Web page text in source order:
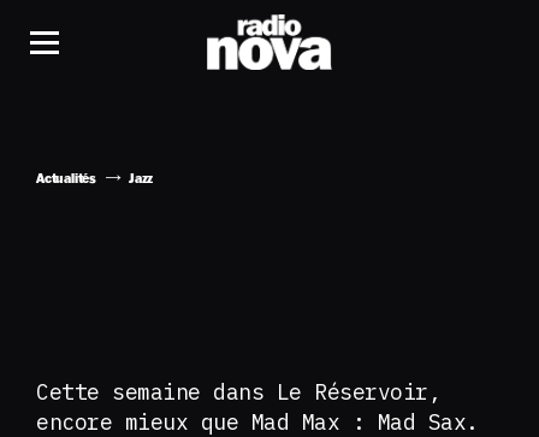
Actualités Jazz
Cette semaine dans Le Réservoir,
encore mieux que Mad Max : Mad Sax.